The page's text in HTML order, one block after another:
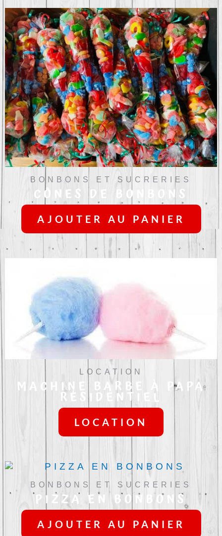
BONBONS ET SUCRERIES
CÔNES DE BONBONS
AJOUTER AU PANIER
LOCATION
MACHINE BARBE À PAPA
RÉSIDENTIEL
LOCATION
BONBONS ET SUCRERIES
PIZZA EN BONBONS
AJOUTER AU PANIER